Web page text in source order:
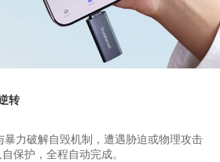
转
力破解自毁机制，遭遇胁迫或物理攻击
保护，全程自动完成。